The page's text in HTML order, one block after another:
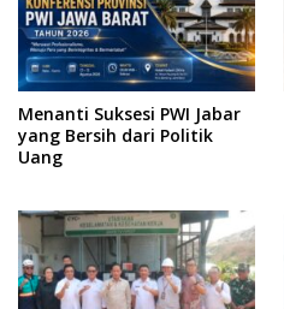
Menanti Suksesi PWI Jabar
yang Bersih dari Politik
Uang